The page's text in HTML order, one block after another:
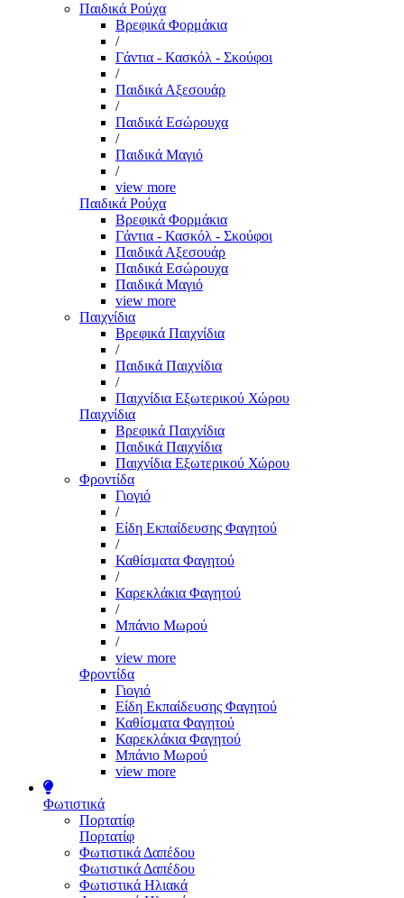
Παιδικά Ρούχα
Βρεφικά Φορμάκια
/
Γάντια - Κασκόλ - Σκούφοι
/
Παιδικά Αξεσουάρ
/
Παιδικά Εσώρουχα
/
Παιδικά Μαγιό
/
view more
Παιδικά Ρούχα
Βρεφικά Φορμάκια
Γάντια - Κασκόλ - Σκούφοι
Παιδικά Αξεσουάρ
Παιδικά Εσώρουχα
Παιδικά Μαγιό
view more
Παιχνίδια
Βρεφικά Παιχνίδια
/
Παιδικά Παιχνίδια
/
Παιχνίδια Εξωτερικού Χώρου
Παιχνίδια
Βρεφικά Παιχνίδια
Παιδικά Παιχνίδια
Παιχνίδια Εξωτερικού Χώρου
Φροντίδα
Γιογιό
/
Είδη Εκπαίδευσης Φαγητού
/
Καθίσματα Φαγητού
/
Καρεκλάκια Φαγητού
/
Μπάνιο Μωρού
/
view more
Φροντίδα
Γιογιό
Είδη Εκπαίδευσης Φαγητού
Καθίσματα Φαγητού
Καρεκλάκια Φαγητού
Μπάνιο Μωρού
view more
Φωτιστικά
Πορτατίφ
Πορτατίφ
Φωτιστικά Δαπέδου
Φωτιστικά Δαπέδου
Φωτιστικά Ηλιακά